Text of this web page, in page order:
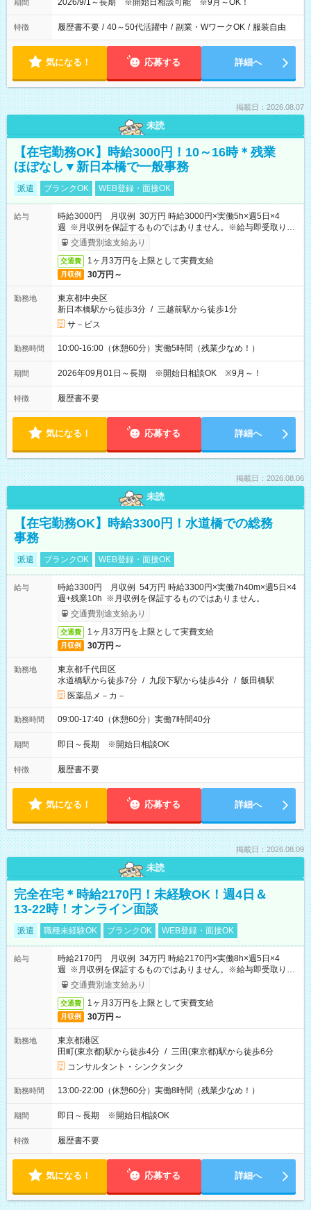
期間 2026/9/1～長期 ※開始日相談可能 ※9月～OK！
特徴 履歴書不要 / 40～50代活躍中 / 副業・WワークOK / 服装自由
気になる！ 応募する 詳細へ
掲載日：2026.08.07
未読
【在宅勤務OK】時給3000円！10～16時＊残業
ほぼなし▼新日本橋で一般事務
派遣 ブランクOK WEB登録・面接OK
給与
時給3000円 月収例 30万円 時給3000円×実働5h×週5日×4
週 ※月収例を保証するものではありません。※給与即受取りサ
ービス利用可（利用条件有）
交通費別途支給あり
交通費 1ヶ月3万円を上限として実費支給
月収例 30万円～
勤務地
東京都中央区
新日本橋駅から徒歩3分 / 三越前駅から徒歩1分
サ－ビス
勤務時間 10:00-16:00（休憩60分）実働5時間（残業少なめ！）
期間 2026年09月01日～長期 ※開始日相談OK ※9月～！
特徴 履歴書不要
気になる！ 応募する 詳細へ
掲載日：2026.08.06
未読
【在宅勤務OK】時給3300円！水道橋での総務
事務
派遣 ブランクOK WEB登録・面接OK
給与
時給3300円 月収例 54万円 時給3300円×実働7h40m×週5日×4
週+残業10h ※月収例を保証するものではありません。
交通費別途支給あり
交通費 1ヶ月3万円を上限として実費支給
月収例 30万円～
勤務地
東京都千代田区
水道橋駅から徒歩7分 / 九段下駅から徒歩4分 / 飯田橋駅
医薬品メ－カ－
勤務時間 09:00-17:40（休憩60分）実働7時間40分
期間 即日～長期 ※開始日相談OK
特徴 履歴書不要
気になる！ 応募する 詳細へ
掲載日：2026.08.09
未読
完全在宅＊時給2170円！未経験OK！週4日＆
13-22時！オンライン面談
派遣 職種未経験OK ブランクOK WEB登録・面接OK
給与
時給2170円 月収例 34万円 時給2170円×実働8h×週5日×4
週 ※月収例を保証するものではありません。※給与即受取りサ
ービス利用可（利用条件有）
交通費別途支給あり
交通費 1ヶ月3万円を上限として実費支給
月収例 30万円～
勤務地
東京都港区
田町(東京都)駅から徒歩4分 / 三田(東京都)駅から徒歩6分
コンサルタント・シンクタンク
勤務時間 13:00-22:00（休憩60分）実働8時間（残業少なめ！）
期間 即日～長期 ※開始日相談OK
特徴 履歴書不要
気になる！ 応募する 詳細へ